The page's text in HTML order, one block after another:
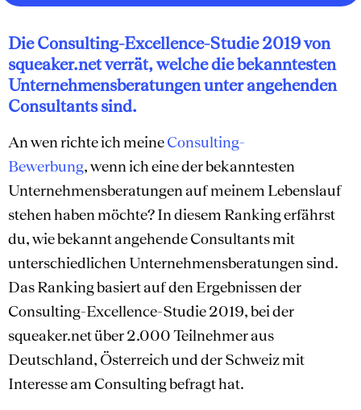
Die Consulting-Excellence-Studie 2019 von
squeaker.net verrät, welche die bekanntesten
Unternehmensberatungen unter angehenden
Consultants sind.
An wen richte ich meineConsulting-
Bewerbung, wenn ich eine der bekanntesten
Unternehmensberatungen auf meinem Lebenslauf
stehen haben möchte? In diesem Ranking erfährst
du, wie bekannt angehende Consultants mit
unterschiedlichen Unternehmensberatungen sind.
Das Ranking basiert auf den Ergebnissen der
Consulting-Excellence-Studie 2019, bei der
squeaker.net über 2.000 Teilnehmer aus
Deutschland, Österreich und der Schweiz mit
Interesse am Consulting befragt hat.